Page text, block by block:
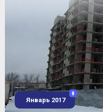
Январь 2017
8